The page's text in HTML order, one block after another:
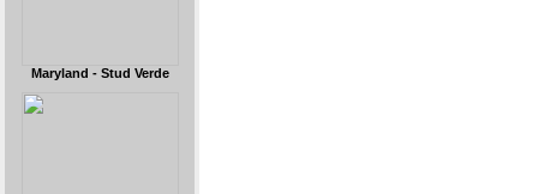
Maryland - Stud Verde